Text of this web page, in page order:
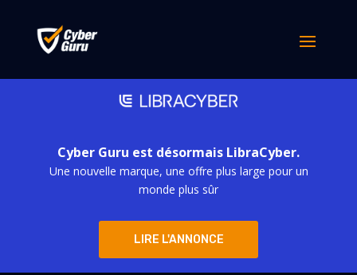
Cyber Guru est désormais LibraCyber.
Une nouvelle marque, une offre plus large pour un
monde plus sûr
LIRE L'ANNONCE